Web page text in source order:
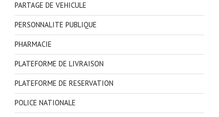
PARTAGE DE VEHICULE
PERSONNALITE PUBLIQUE
PHARMACIE
PLATEFORME DE LIVRAISON
PLATEFORME DE RESERVATION
POLICE NATIONALE